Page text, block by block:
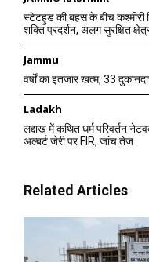
स्टेटहुड की बहस के बीच कश्मीरी
शक्ति प्रदर्शन, अलग सुरक्षित
Jammu
वर्षों का इंतजार खत्म, 33
Ladakh
लद्दाख में कथित धर्म परिवर्तन
अल्बर्ट जेरी पर FIR, जांच तेज
Related Articles